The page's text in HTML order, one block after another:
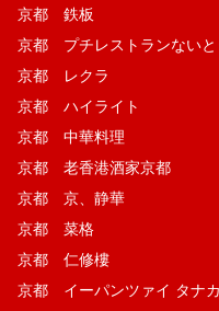
京都 鉄板
京都 プチレストランないと
京都 レクラ
京都 ハイライト
京都 中華料理
京都 老香港酒家京都
京都 京、静華
京都 菜格
京都 仁修樓
京都 イーパンツァイ タナカ